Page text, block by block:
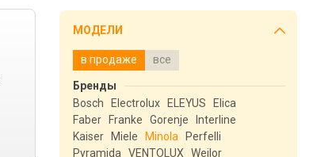
МОДЕЛИ
в продаже все
Бренды
Bosch
Electrolux ELEYUS
Elica
Faber
Franke Gorenje
Interline
Kaiser
Miele Minola
Perfelli
Pyramida
VENTOLUX
Weilor